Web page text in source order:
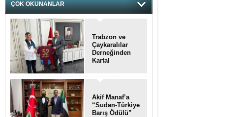
ÇOK OKUNANLAR
Trabzon ve
Çaykaralılar
Derneğinden
Kartal
anlamlı ziyaret
Akif Manaf’a
“Sudan-Türkiye
Barış Ödülü”